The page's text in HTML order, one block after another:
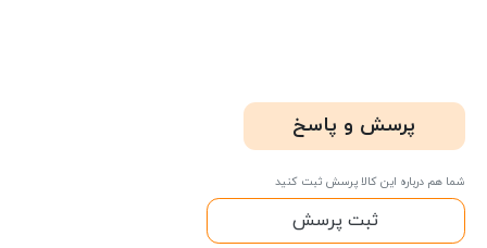
پرسش و پاسخ
شما هم درباره این کالا پرسش ثبت کنید
ثبت پرسش